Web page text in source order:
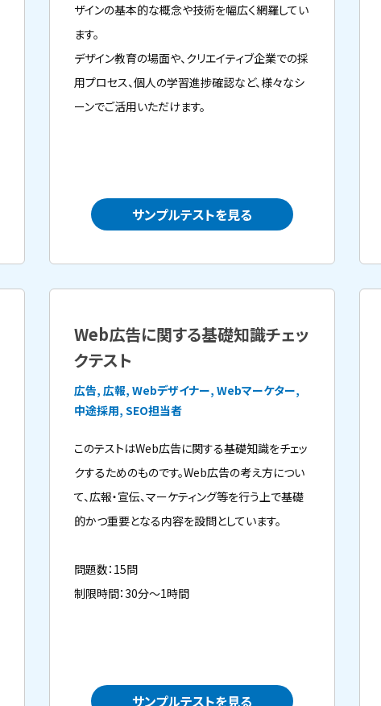
ザインの基本的な概念や技術を幅広く網羅してい
ます。
デザイン教育の場面や、クリエイティブ企業での採
用プロセス、個人の学習進捗確認など、様々なシ
ーンでご活用いただけます。
サンプルテストを見る
Web広告に関する基礎知識チェッ
クテスト
広告, 広報, Webデザイナー, Webマーケター,
中途採用, SEO担当者
このテストはWeb広告に関する基礎知識をチェッ
クするためのものです。Web広告の考え方につい
て、広報・宣伝、マーケティング等を行う上で基礎
的かつ重要となる内容を設問としています。
問題数：15問
制限時間：30分～1時間
サンプルテストを見る